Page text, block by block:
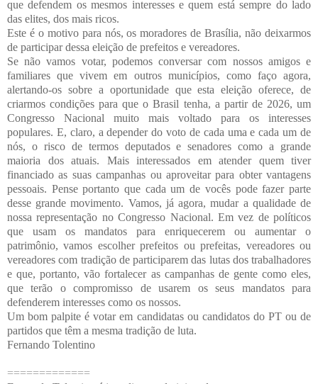
que defendem os mesmos interesses e quem está sempre do lado
das elites, dos mais ricos.
Este é o motivo para nós, os moradores de Brasília, não deixarmos
de participar dessa eleição de prefeitos e vereadores.
Se não vamos votar, podemos conversar com nossos amigos e
familiares que vivem em outros municípios, como faço agora,
alertando-os sobre a oportunidade que esta eleição oferece, de
criarmos condições para que o Brasil tenha, a partir de 2026, um
Congresso Nacional muito mais voltado para os interesses
populares. E, claro, a depender do voto de cada uma e cada um de
nós, o risco de termos deputados e senadores como a grande
maioria dos atuais. Mais interessados em atender quem tiver
financiado as suas campanhas ou aproveitar para obter vantagens
pessoais. Pense portanto que cada um de vocês pode fazer parte
desse grande movimento. Vamos, já agora, mudar a qualidade de
nossa representação no Congresso Nacional. Em vez de políticos
que usam os mandatos para enriquecerem ou aumentar o
patrimônio, vamos escolher prefeitos ou prefeitas, vereadores ou
vereadores com tradição de participarem das lutas dos trabalhadores
e que, portanto, vão fortalecer as campanhas de gente como eles,
que terão o compromisso de usarem os seus mandatos para
defenderem interesses como os nossos.
Um bom palpite é votar em candidatas ou candidatos do PT ou de
partidos que têm a mesma tradição de luta.
Fernando Tolentino
=============